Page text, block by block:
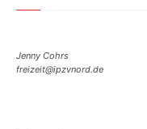
Jenny Cohrs
freizeit@ipzvnord.de